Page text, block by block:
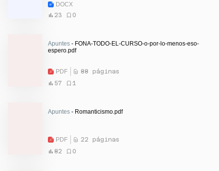
DOCX
23
0
Apuntes - FONA-TODO-EL-CURSO-o-por-lo-menos-eso-
espero.pdf
PDF
88 páginas
57
1
Apuntes - Romanticismo.pdf
PDF
22 páginas
82
0